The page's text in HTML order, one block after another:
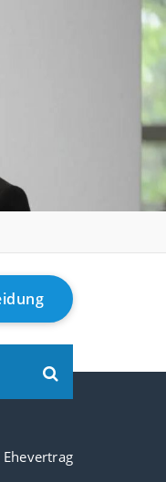
Ehevertrag